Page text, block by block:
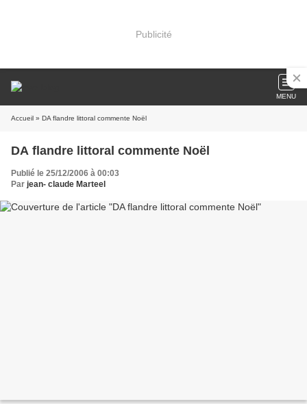
Publicité
MENU
Accueil » DA flandre littoral commente Noël
DA flandre littoral commente Noël
Publié le 25/12/2006 à 00:03
Par jean- claude Marteel